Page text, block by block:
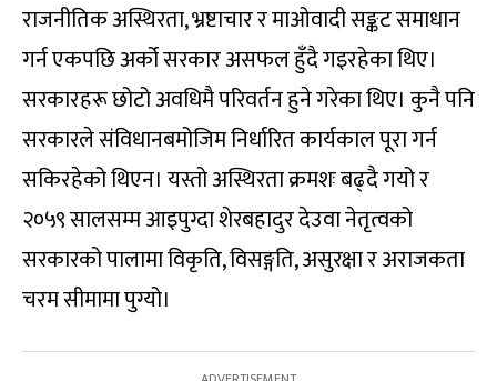
राजनीतिक अस्थिरता, भ्रष्टाचार र माओवादी सङ्कट समाधान
गर्न एकपछि अर्को सरकार असफल हुँदै गइरहेका थिए।
सरकारहरू छोटो अवधिमै परिवर्तन हुने गरेका थिए। कुनै पनि
सरकारले संविधानबमोजिम निर्धारित कार्यकाल पूरा गर्न
सकिरहेको थिएन। यस्तो अस्थिरता क्रमशः बढ्दै गयो र
२०५९ सालसम्म आइपुग्दा शेरबहादुर देउवा नेतृत्वको
सरकारको पालामा विकृति, विसङ्गति, असुरक्षा र अराजकता
चरम सीमामा पुग्यो।